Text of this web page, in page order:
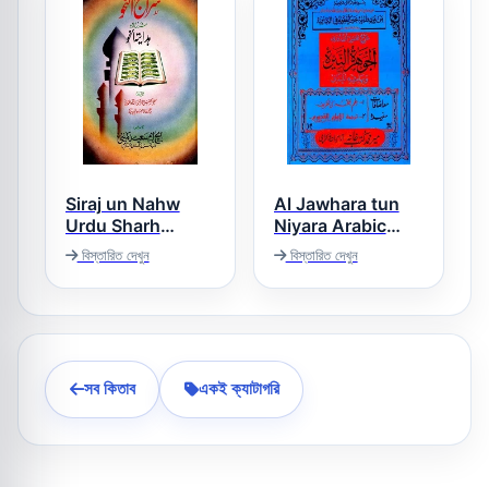
Siraj un Nahw
Urdu Sharh
Hidayat un Nahw
سراج النحو اردو
شرح ھدایۃ النحو
বিস্তারিত দেখুন
Al Jawhara tun
Niyara Arabic
Sharh Mukhtasar
ul Quduri الجوہرۃ
النیرۃ عربی شرح
مختصر القدوری
বিস্তারিত দেখুন
সব কিতাব একই ক্যাটাগরি